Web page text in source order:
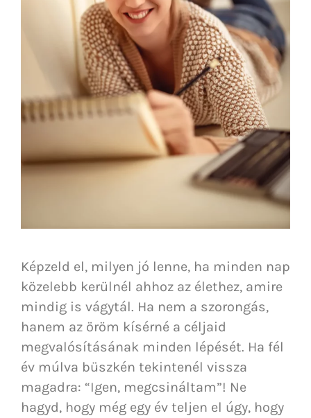
Képzeld el, milyen jó lenne, ha minden nap
közelebb kerülnél ahhoz az élethez, amire
mindig is vágytál. Ha nem a szorongás,
hanem az öröm kísérné a céljaid
megvalósításának minden lépését. Ha fél
év múlva büszkén tekintenél vissza
magadra: “Igen, megcsináltam”! Ne
hagyd, hogy még egy év teljen el úgy, hogy